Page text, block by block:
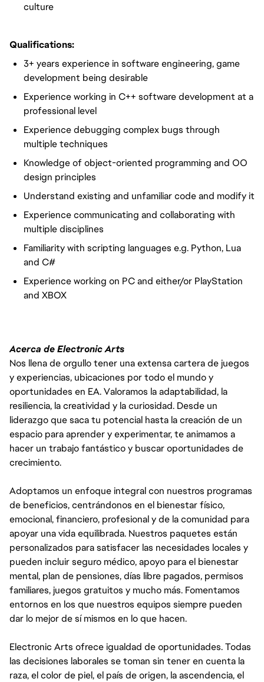
culture
Qualifications:
3+ years experience in software engineering, game
development being desirable
Experience working in C++ software development at a
professional level
Experience debugging complex bugs through
multiple techniques
Knowledge of object-oriented programming and OO
design principles
Understand existing and unfamiliar code and modify it
Experience communicating and collaborating with
multiple disciplines
Familiarity with scripting languages e.g. Python, Lua
and C#
Experience working on PC and either/or PlayStation
and XBOX
Acerca de Electronic Arts
Nos llena de orgullo tener una extensa cartera de juegos
y experiencias, ubicaciones por todo el mundo y
oportunidades en EA. Valoramos la adaptabilidad, la
resiliencia, la creatividad y la curiosidad. Desde un
liderazgo que saca tu potencial hasta la creación de un
espacio para aprender y experimentar, te animamos a
hacer un trabajo fantástico y buscar oportunidades de
crecimiento.
Adoptamos un enfoque integral con nuestros programas
de beneficios, centrándonos en el bienestar físico,
emocional, financiero, profesional y de la comunidad para
apoyar una vida equilibrada. Nuestros paquetes están
personalizados para satisfacer las necesidades locales y
pueden incluir seguro médico, apoyo para el bienestar
mental, plan de pensiones, días libre pagados, permisos
familiares, juegos gratuitos y mucho más. Fomentamos
entornos en los que nuestros equipos siempre pueden
dar lo mejor de sí mismos en lo que hacen.
Electronic Arts ofrece igualdad de oportunidades. Todas
las decisiones laborales se toman sin tener en cuenta la
raza, el color de piel, el país de origen, la ascendencia, el